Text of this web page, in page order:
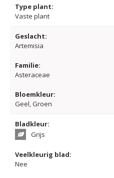
Type plant:
Vaste plant
Geslacht:
Artemisia
Familie:
Asteraceae
Bloemkleur:
Geel, Groen
Bladkleur:
Grijs
Veelkleurig blad:
Nee